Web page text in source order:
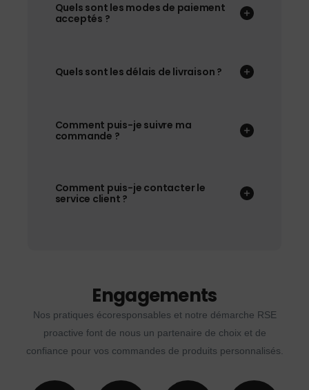
Quels sont les modes de paiement
acceptés ?
Quels sont les délais de livraison ?
Comment puis-je suivre ma
commande ?
Comment puis-je contacter le
service client ?
Engagements
Nos pratiques écoresponsables et notre démarche RSE
proactive font de nous un partenaire de choix et de
confiance pour vos commandes de produits personnalisés.